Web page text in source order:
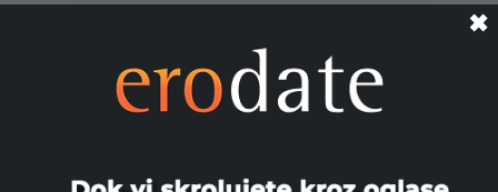
Srecko, 29
Za dame svih godina dečko iz bg 29
godina za više informacija viber ili vcp
✖